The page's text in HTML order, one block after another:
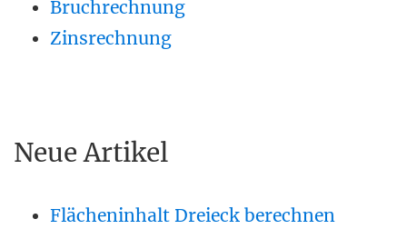
Bruchrechnung
Zinsrechnung
Neue Artikel
Flächeninhalt Dreieck berechnen